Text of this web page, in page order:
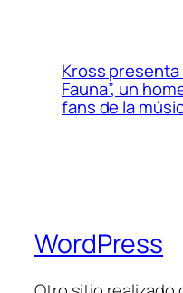
Kross presenta
Fauna”, un
fans de la
WordPress